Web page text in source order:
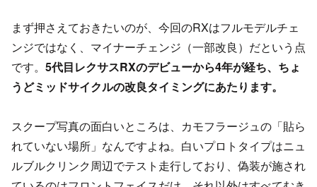
まず押さえておきたいのが、今回のRXはフルモデルチェ
ンジではなく、マイナーチェンジ（一部改良）だという点
です。 5代目レクサスRXのデビューから4年が経ち、ちょ
うどミッドサイクルの改良タイミングにあたります。
スクープ写真の面白いところは、カモフラージュの「貼ら
れていない場所」なんですよね。白いプロトタイプはニュ
ルブルクリンク周辺でテスト走行しており、偽装が施され